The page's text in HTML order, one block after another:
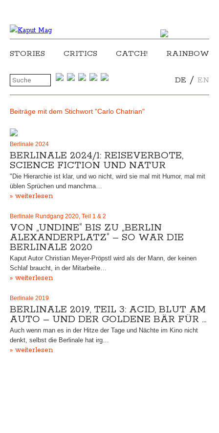
STORIES CRITICS CATCH! RAINBOW
DE / EN
Beiträge mit dem Stichwort "Carlo Chatrian"
Berlinale 2024
BERLINALE 2024/1: REISEVERBOTE,
SCIENCE FICTION UND NATUR
"Die Hierarchie ist klar, und wo nicht, wird sie mal mit Humor, mal mit
üblen Sprüchen und manchma…
» weiterlesen
Berlinale Rundgang 2020, Teil 1 & 2
VON „UNDINE“ BIS ZU „BERLIN
ALEXANDERPLATZ“ – SO WAR DIE
BERLINALE 2020
Kaput Autor Christian Meyer-Pröpstl wird als der Mann, der keinen
Schlaf braucht, in der Mitarbeite…
» weiterlesen
Berlinale 2019
BERLINALE 2019, TEIL 3: ACID, BLUT AM
AUTO – UND DER GOLDENE BÄR FÜR …
Auch wenn man es in der Hitze der Tage und Nächte im Kino nicht
denkt, selbst die Berlinale hat irg…
» weiterlesen